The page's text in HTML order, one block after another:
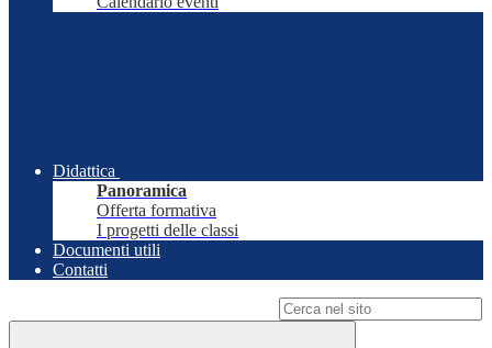
Didattica
Panoramica
Offerta formativa
I progetti delle classi
Documenti utili
Contatti